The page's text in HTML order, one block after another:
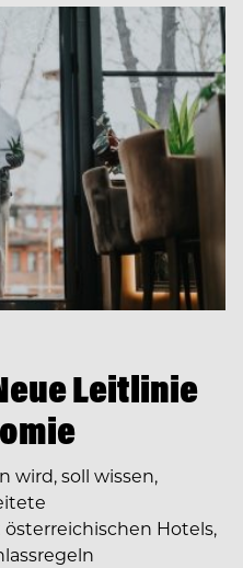
Leitlinie
wird, soll wissen,
Hotels,